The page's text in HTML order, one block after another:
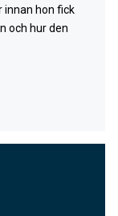
innan hon fick
och hur den